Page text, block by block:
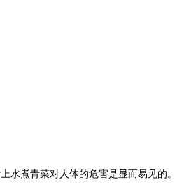
煮青菜对人体的危害是显而易见的。